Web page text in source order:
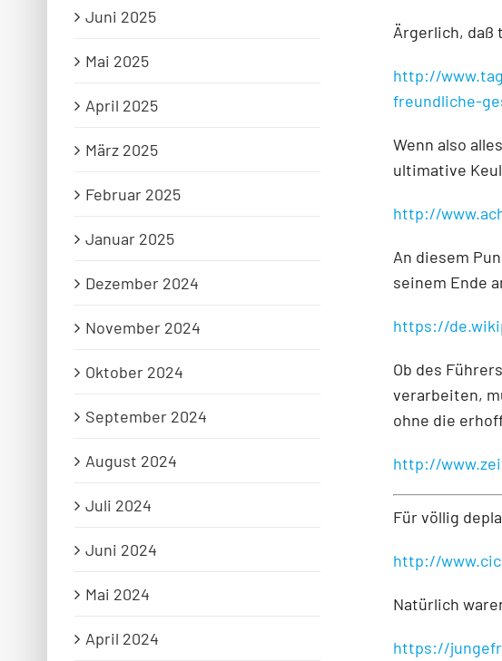
Ärgerlich, daß
http://
freundliche-
Wenn also
ultimative
http://
An diesem
seinem Ende
https://
Ob des
verarbeiten,
ohne die
http://
Für völlig
http://
Natürlich
https://
Juni 2025
Mai 2025
April 2025
März 2025
Februar 2025
Januar 2025
Dezember 2024
November 2024
Oktober 2024
September 2024
August 2024
Juli 2024
Juni 2024
Mai 2024
April 2024